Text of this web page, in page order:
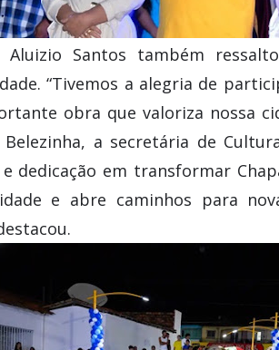
Aluizio Santos também
“Tivemos a alegria de
obra que valoriza nossa
a secretária de
dedicação em transformar
e abre caminhos para